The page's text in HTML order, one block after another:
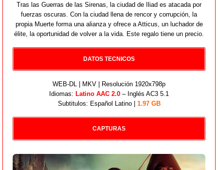
Tras las Guerras de las Sirenas, la ciudad de Iliad es atacada por
fuerzas oscuras. Con la ciudad llena de rencor y corrupción, la
propia Muerte forma una alianza y ofrece a Atticus, un luchador de
élite, la oportunidad de volver a la vida. Este regalo tiene un precio.
DATOS TECNICOS
WEB-DL | MKV | Resolución 1920x798p
Idiomas: Latino AAC 2.0 – Inglés AC3 5.1
Subtitulos: Español Latino | 1.97 GB
CAPTURAS